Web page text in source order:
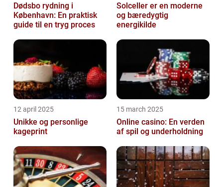
Dødsbo rydning i
København: En praktisk
guide til en tryg proces
Solceller er en moderne
og bæredygtig
energikilde
12 april 2025
Unikke og personlige
kageprint
15 march 2025
Online casino: En verden
af spil og underholdning